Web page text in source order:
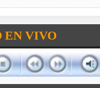
EN VIVO